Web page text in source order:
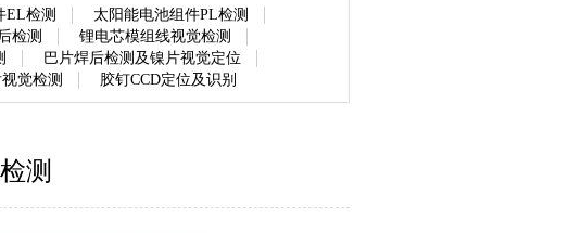
EL检测
太阳能电池组件PL检测
检测
锂电芯模组线视觉检测
巴片焊后检测及镍片视觉定位
觉检测 胶钉CCD定位及识别
测